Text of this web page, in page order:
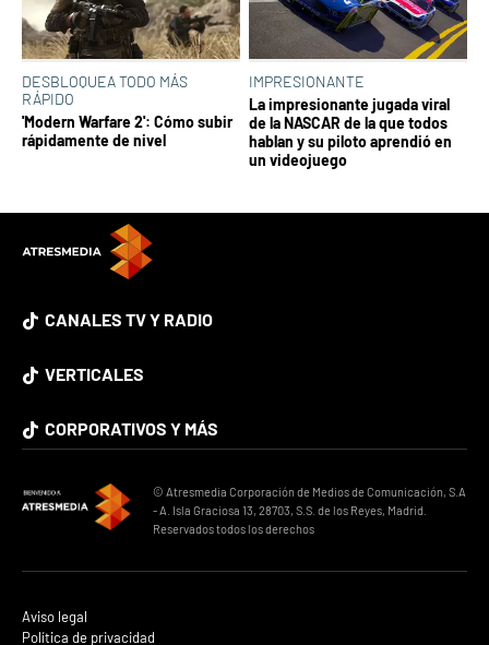
DESBLOQUEA TODO MÁS
RÁPIDO
'Modern Warfare 2': Cómo subir
rápidamente de nivel
IMPRESIONANTE
La impresionante jugada viral
de la NASCAR de la que todos
hablan y su piloto aprendió en
un videojuego
CANALES TV Y RADIO
VERTICALES
CORPORATIVOS Y MÁS
© Atresmedia Corporación de Medios de Comunicación, S.A
- A. Isla Graciosa 13, 28703, S.S. de los Reyes, Madrid.
Reservados todos los derechos
Aviso legal
Política de privacidad